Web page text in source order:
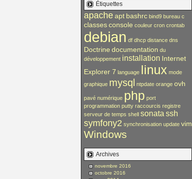
Étiquettes
apacheapt bashrc bind9 bureau c
classesconsole couleur cron crontab
debian df dhcp distance dns
Doctrine documentation du
développement installation Internet
Explorer 7 language linux mode
graphique mysql ntpdate orange ovh
pavé numérique php port
programmation putty raccourcis registre
serveur de temps shell sonata ssh
symfony2 synchronisation update vim
Windows
Archives
novembre 2016
octobre 2016